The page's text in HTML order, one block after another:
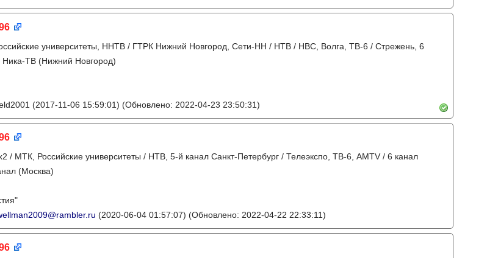
университеты, ННТВ / ГТРК Нижний Новгород, Сети-НН / НТВ / НВС, Волга, ТВ-6 / Стрежень, 6
Ника-ТВ (Нижний Новгород)
(2017-11-06 15:59:01) (Обновлено: 2022-04-23 23:50:31)
/ МТК, Российские университеты / НТВ, 5-й канал Санкт-Петербург / Телеэкспо, ТВ-6, AMTV / 6 канал
(Москва)
(2020-06-04 01:57:07) (Обновлено: 2022-04-22 22:33:11)